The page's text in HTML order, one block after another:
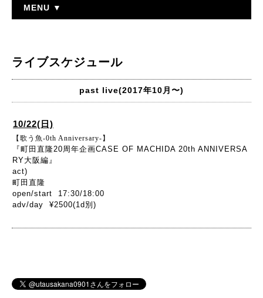
MENU ▼
ライブスケジュール
past live(2017年10月〜)
10/22(日)
【歌う魚-0th Anniversary-】
『町田直隆20周年企画CASE OF MACHIDA 20th ANNIVERSA
RY大阪編』
act)
町田直隆
open/start 17:30/18:00
adv/day ¥2500(1d別)